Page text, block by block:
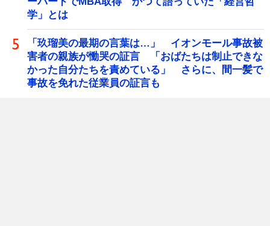
学」とは
「玖瑠美の最期の言葉は…」 イオンモール事故被
害者の親族が慟哭の証言 「おばたちは制止できな
かった自分たちを責めている」 さらに、間一髪で
事故を免れた従業員の証言も